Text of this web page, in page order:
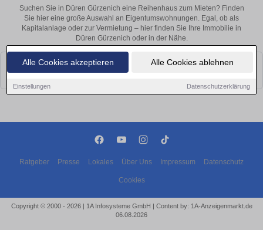
Alle Cookies akzeptieren Alle Cookies ablehnen
Einstellungen Datenschutzerklärung
Suchen Sie in Düren Gürzenich eine Reihenhaus zum Mieten? Finden
Sie hier eine große Auswahl an Eigentumswohnungen. Egal, ob als
Kapitalanlage oder zur Vermietung – hier finden Sie Ihre Immobilie in
Düren Gürzenich oder in der Nähe.
Leider konnten wir derzeit keine passenden Objekte finden. Schauen Sie
bald wieder vorbei!
Ratgeber Presse Lokales Über Uns Impressum Datenschutz
Cookies
Copyright © 2000 - 2026 | 1A Infosysteme GmbH | Content by: 1A-Anzeigenmarkt.de
06.08.2026